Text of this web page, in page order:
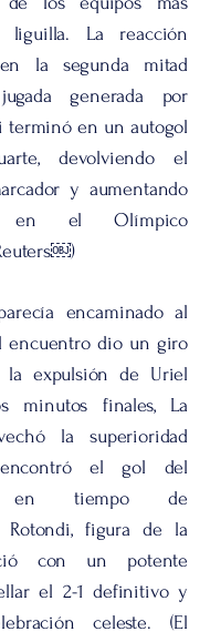
La reacción
la segunda mitad
generada por
terminó en un autogol
devolviendo el
y aumentando
en el Olímpico
encaminado al
encuentro dio un giro
la expulsión de Uriel
minutos finales, La
la superioridad
el gol del
en tiempo de
Rotondi, figura de la
con un potente
el 2-1 definitivo y
celeste. (El